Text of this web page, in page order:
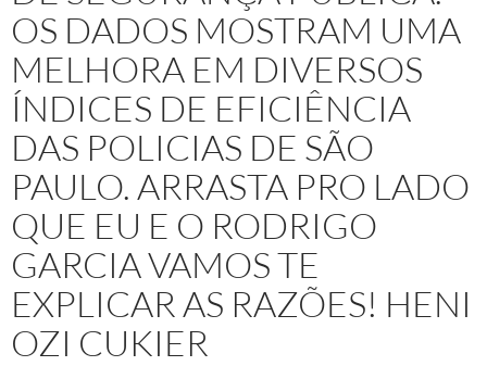
OS DADOS MOSTRAM UMA
MELHORA EM DIVERSOS
ÍNDICES DE EFICIÊNCIA
DAS POLICIAS DE SÃO
PAULO. ARRASTA PRO LADO
QUE EU E O RODRIGO
GARCIA VAMOS TE
EXPLICAR AS RAZÕES! HENI
OZI CUKIER